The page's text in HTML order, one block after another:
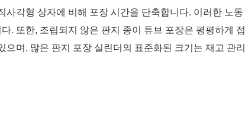
각형 상자에 비해 포장 시간을 단축합니다. 이러한 노동
. 또한, 조립되지 않은 판지 종이 튜브 포장은 평평하게 접
며, 많은 판지 포장 실린더의 표준화된 크기는 재고 관리